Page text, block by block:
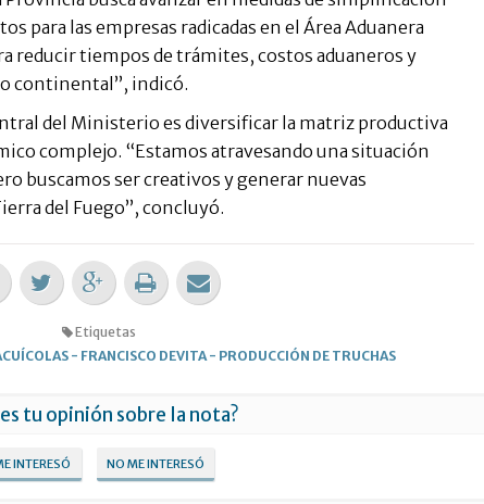
para las empresas radicadas en el Área Aduanera
reducir tiempos de trámites, costos aduaneros y
continental”, indicó.
del Ministerio es diversificar la matriz productiva
complejo. “Estamos atravesando una situación
buscamos ser creativos y generar nuevas
del Fuego”, concluyó.
Etiquetas
- FRANCISCO DEVITA- PRODUCCIÓN DE TRUCHAS
tu opinión sobre la nota?
INTERESÓ NO ME INTERESÓ